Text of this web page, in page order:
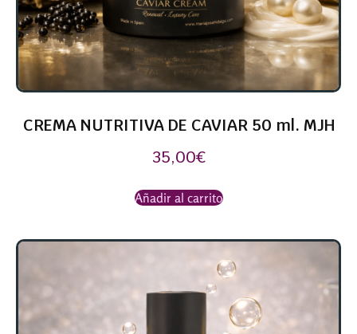
CREMA NUTRITIVA DE CAVIAR 50 ml. MJH
35,00€
Añadir al carrito